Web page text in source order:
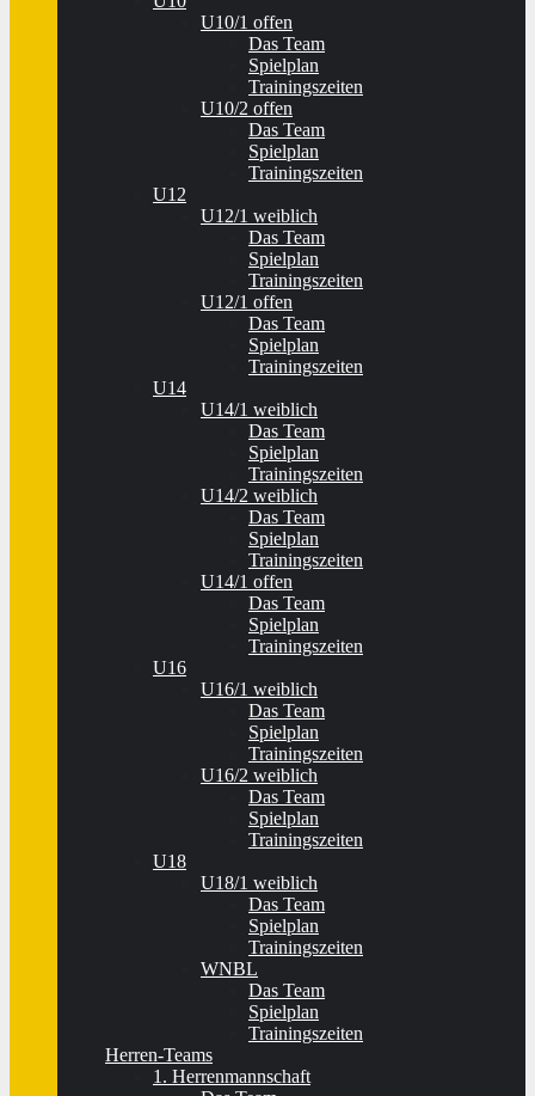
U10/1 offen
Das Team
Spielplan
Trainingszeiten
U10/2 offen
Das Team
Spielplan
Trainingszeiten
U12
U12/1 weiblich
Das Team
Spielplan
Trainingszeiten
U12/1 offen
Das Team
Spielplan
Trainingszeiten
U14
U14/1 weiblich
Das Team
Spielplan
Trainingszeiten
U14/2 weiblich
Das Team
Spielplan
Trainingszeiten
U14/1 offen
Das Team
Spielplan
Trainingszeiten
U16
U16/1 weiblich
Das Team
Spielplan
Trainingszeiten
U16/2 weiblich
Das Team
Spielplan
Trainingszeiten
U18
U18/1 weiblich
Das Team
Spielplan
Trainingszeiten
WNBL
Das Team
Spielplan
Trainingszeiten
Herren-Teams
1. Herrenmannschaft